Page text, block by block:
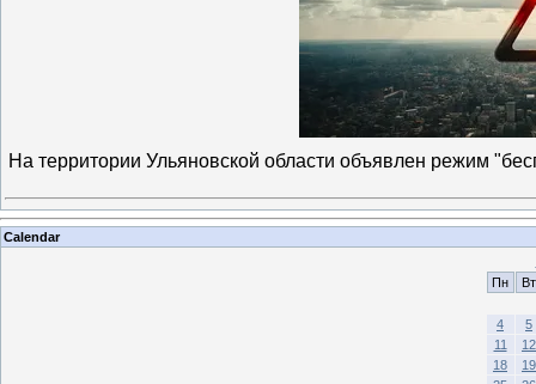
На территории Ульяновской области объявлен режим
Calendar
Пн
Вт
4
5
11
12
18
19